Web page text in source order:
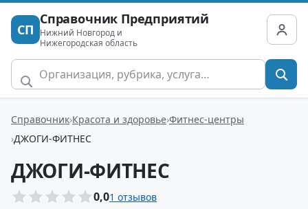
СП
Справочник Предприятий
Нижний Новгород и
Нижегородская область
Справочник Красота и здоровье Фитнес-центры
ДЖОГИ-ФИТНЕС
ДЖОГИ-ФИТНЕС
0,01 отзывов